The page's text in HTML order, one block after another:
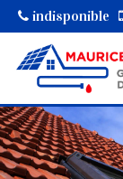
indisponible